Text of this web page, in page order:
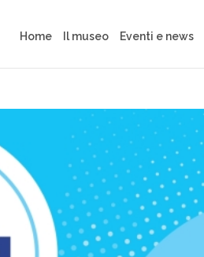
Home Il museo Eventi e news